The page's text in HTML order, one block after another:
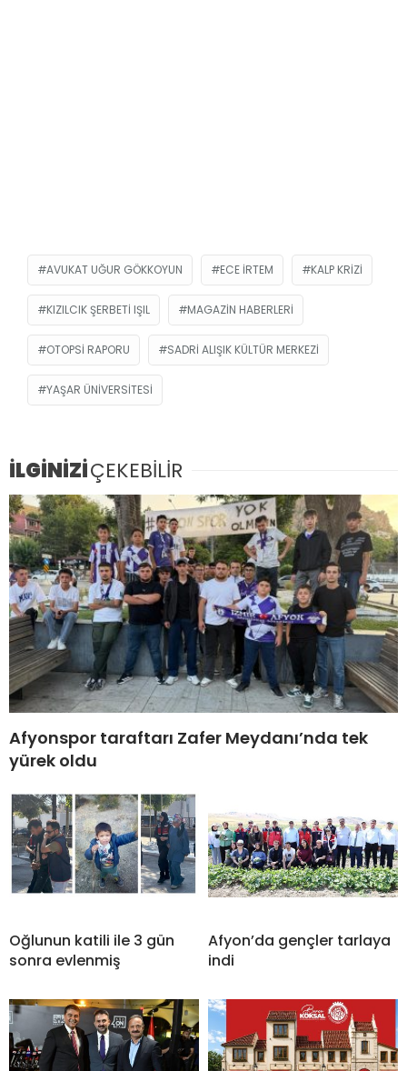
AVUKAT UĞUR GÖKKOYUN ECE İRTEM KALP KRIZI
KIZILCIK ŞERBETI IŞIL MAGAZIN HABERLERI
OTOPSI RAPORU SADRI ALIŞIK KÜLTÜR MERKEZI
YAŞAR ÜNIVERSITESI
İLGİNİZİÇEKEBİLİR
Afyonspor taraftarı Zafer Meydanı’nda tek
yürek oldu
Oğlunun katili ile 3 gün
sonra evlenmiş
Afyon’da gençler tarlaya
indi